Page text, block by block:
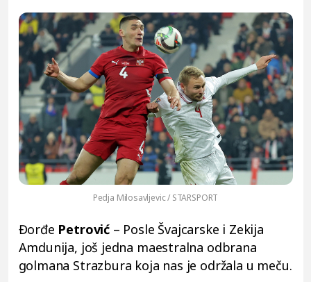
Pedja Milosavljevic / STARSPORT
Đorđe Petrović – Posle Švajcarske i Zekija
Amdunija, još jedna maestralna odbrana
golmana Strazbura koja nas je održala u meču.